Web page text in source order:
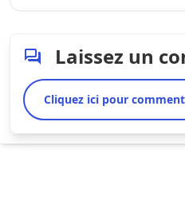
Laissez un
Cliquez ici pour